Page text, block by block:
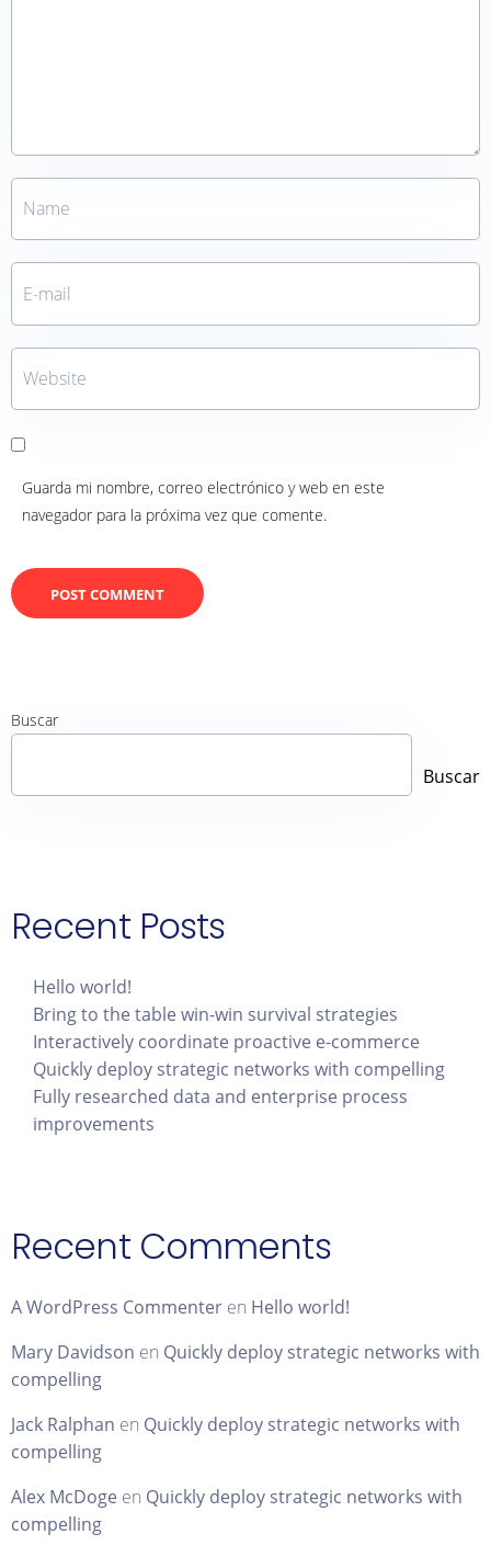
Guarda mi nombre, correo electrónico y web en este
navegador para la próxima vez que comente.
Buscar
Buscar
Recent Posts
Hello world!
Bring to the table win-win survival strategies
Interactively coordinate proactive e-commerce
Quickly deploy strategic networks with compelling
Fully researched data and enterprise process
improvements
Recent Comments
A WordPress Commenter en Hello world!
Mary Davidson en Quickly deploy strategic networks with
compelling
Jack Ralphan en Quickly deploy strategic networks with
compelling
Alex McDoge en Quickly deploy strategic networks with
compelling